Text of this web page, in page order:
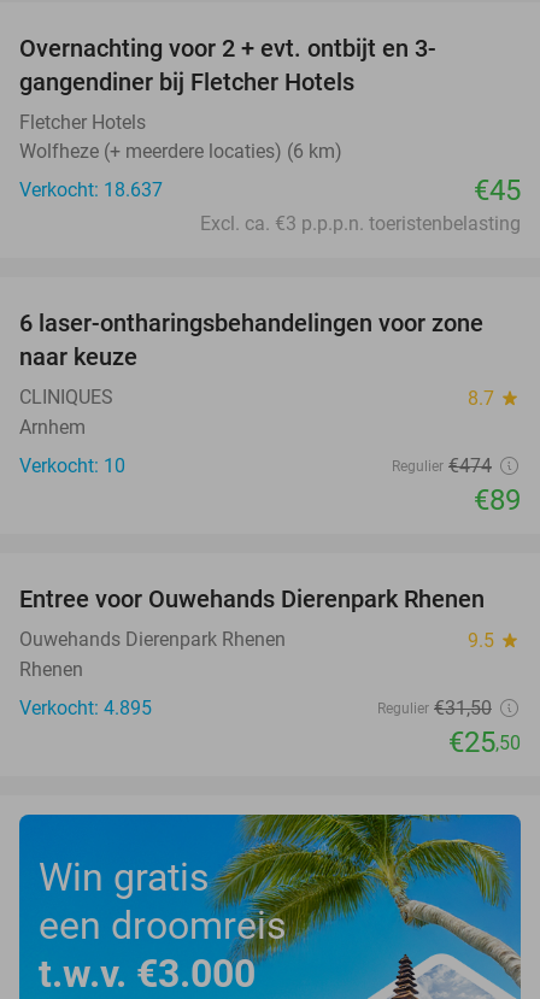
Overnachting voor 2 + evt. ontbijt en 3-
gangendiner bij Fletcher Hotels
Fletcher Hotels
Wolfheze (+ meerdere locaties) (6 km)
Verkocht: 18.637
€45
Excl. ca. €3 p.p.p.n. toeristenbelasting
81%
6 laser-ontharingsbehandelingen voor zone
naar keuze
CLINIQUES 8.7 star
Arnhem
Verkocht: 10
Regulier €474
€89
19%
Entree voor Ouwehands Dierenpark Rhenen
Ouwehands Dierenpark Rhenen 9.5 star
Rhenen
Verkocht: 4.895
Regulier €31,50
€25,50
Win gratis
een droomreis
t.w.v. €3.000